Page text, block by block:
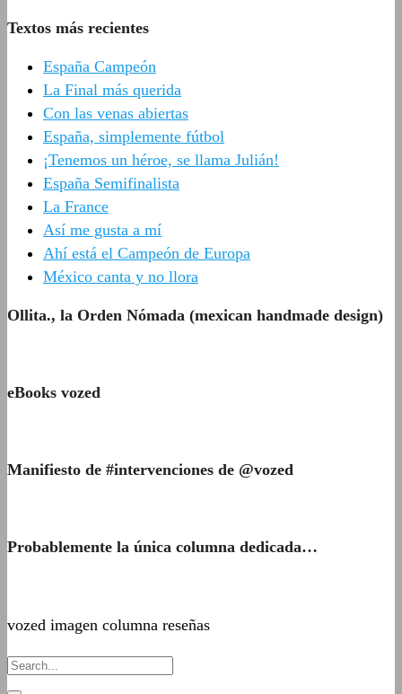
Textos más recientes
España Campeón
La Final más querida
Con las venas abiertas
España, simplemente fútbol
¡Tenemos un héroe, se llama Julián!
España Semifinalista
La France
Así me gusta a mí
Ahí está el Campeón de Europa
México canta y no llora
Ollita., la Orden Nómada (mexican handmade design)
eBooks vozed
Manifiesto de #intervenciones de @vozed
Probablemente la única columna dedicada…
vozed imagen columna reseñas